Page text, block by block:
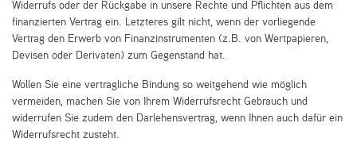
Widerrufs oder der Rückgabe in unsere Rechte und Pflichten aus dem
finanzierten Vertrag ein. Letzteres gilt nicht, wenn der vorliegende
Vertrag den Erwerb von Finanzinstrumenten (z.B. von Wertpapieren,
Devisen oder Derivaten) zum Gegenstand hat.
Wollen Sie eine vertragliche Bindung so weitgehend wie möglich
vermeiden, machen Sie von Ihrem Widerrufsrecht Gebrauch und
widerrufen Sie zudem den Darlehensvertrag, wenn Ihnen auch dafür ein
Widerrufsrecht zusteht.